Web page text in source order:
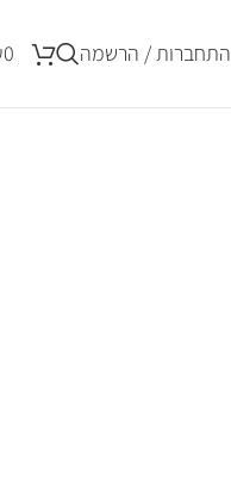
התחברות / הרשמה 0